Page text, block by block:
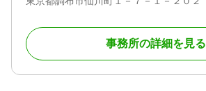
事務所の詳細を見る